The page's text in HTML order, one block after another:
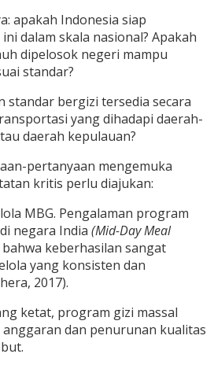
apakah Indonesia siap
dalam skala nasional? Apakah
dipelosok negeri mampu
standar?
standar bergizi tersedia secara
yang dihadapi daerah-
daerah kepulauan?
pertanyaan mengemuka
kritis perlu diajukan:
MBG. Pengalaman program
negara India (Mid-Day Meal
keberhasilan sangat
yang konsisten dan
2017).
ketat, program gizi massal
dan penurunan kualitas